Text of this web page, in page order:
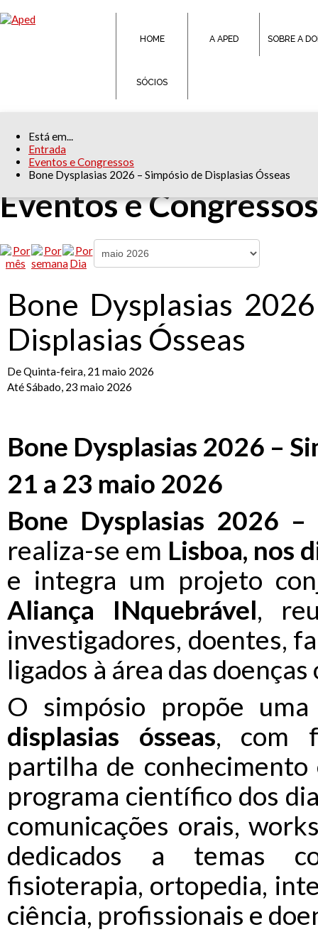
HOME A APED SOBRE A
SÓCIOS
Está em...
Entrada
Eventos e Congressos
Bone Dysplasias 2026 – Simpósio de Displasias Ósseas
Eventos e Congressos
Bone Dysplasias
Displasias Ósseas
De Quinta-feira, 21 maio 2026
Até Sábado, 23 maio 2026
Bone Dysplasias 2026 –
21 a 23 maio 2026
Bone Dysplasias 2026 –
realiza-se em Lisboa, nos
e integra um projeto
Aliança INquebrável,
investigadores, doentes,
ligados à área das doenças
O simpósio propõe
displasias ósseas, com
partilha de conhecimento
programa científico dos
comunicações orais,
dedicados a temas
fisioterapia, ortopedia,
ciência, profissionais e